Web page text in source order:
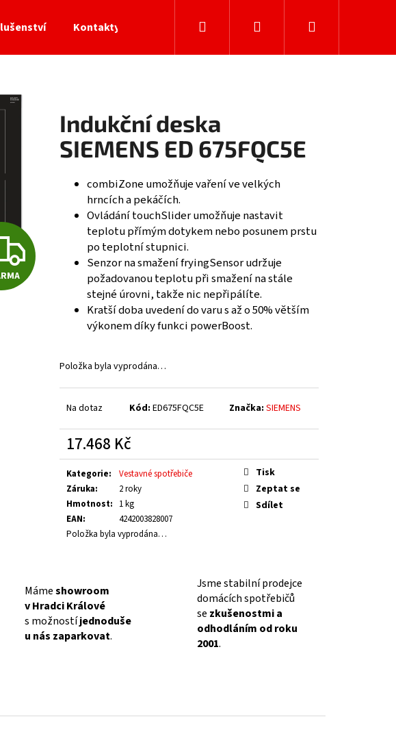
Kontakty Hledat PřihlášeníNákupní
Indukční deska
SIEMENS ED 675FQC5E
combiZone umožňuje vaření ve velkých
hrncích a pekáčích.
Ovládání touchSlider umožňuje nastavit
teplotu přímým dotykem nebo posunem prstu
po teplotní stupnici.
Senzor na smažení fryingSensor udržuje
požadovanou teplotu při smažení na stále
stejné úrovni, takže nic nepřipálíte.
Kratší doba uvedení do varu s až o 50% větším
výkonem díky funkci powerBoost.
Položka byla vyprodána…
Na dotaz Kód: ED675FQC5E Značka: SIEMENS
17.468 Kč
Měrná
cena:
Kategorie:
Vestavné spotřebiče
Záruka:
2 roky
Hmotnost:
1 kg
EAN:
4242003828007
Položka byla vyprodána…
Tisk
Zeptat se
Sdílet
Z
D
M
Mámeshowroom
v Hradci Králové
s možnostíjednoduše
u nás zaparkovat.
Jsme stabilní prodejce
domácích spotřebičů
se zkušenostmi a
odhodláním od roku
2001.